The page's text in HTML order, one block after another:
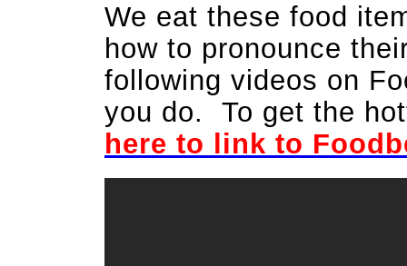
We eat these food
how to pronounce
following videos on
you do. To get the
here to link to